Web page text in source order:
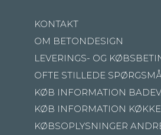
KONTAKT
OM BETONDESIGN
LEVERINGS- OG
OFTE STILLEDE
KØB INFORMATION
KØB INFORMATION
KØBSOPLYSNINGER